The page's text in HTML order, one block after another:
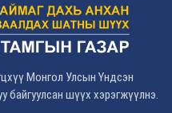
Монгол Улсын Үндсэн
байгуулсан шүүх хэрэгжүүлнэ.